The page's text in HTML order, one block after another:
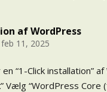
af WordPress
feb 11, 2025
en “1-Click installation”
Vælg “WordPress Core